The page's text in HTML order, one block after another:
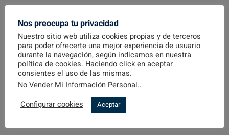
MATRICULACIÓN
Todos los servicios disponibles para facilitar los procesos
administrativos....
SOLICITUD
EDUCACIÓN PERMANENTE
Nos preocupa tu privacidad
Nuestro sitio web utiliza cookies propias y de terceros
para poder ofrecerte una mejor experiencia de usuario
durante la navegación, según indicamos en nuestra
política de cookies. Haciendo click en aceptar
consientes el uso de las mismas.
No Vender Mi Información Personal..
Configurar cookies
Aceptar